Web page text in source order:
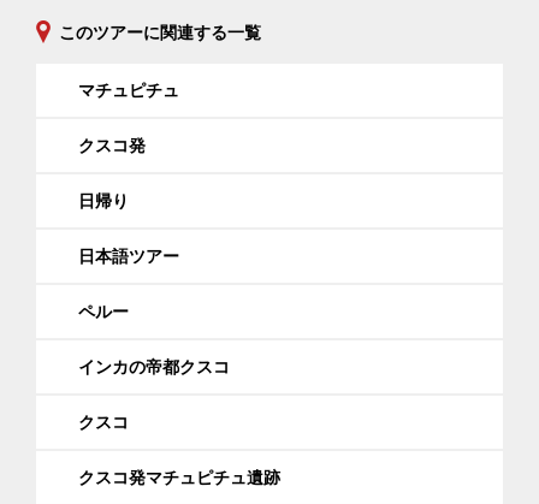
このツアーに関連する一覧
マチュピチュ
クスコ発
日帰り
日本語ツアー
ペルー
インカの帝都クスコ
クスコ
クスコ発マチュピチュ遺跡